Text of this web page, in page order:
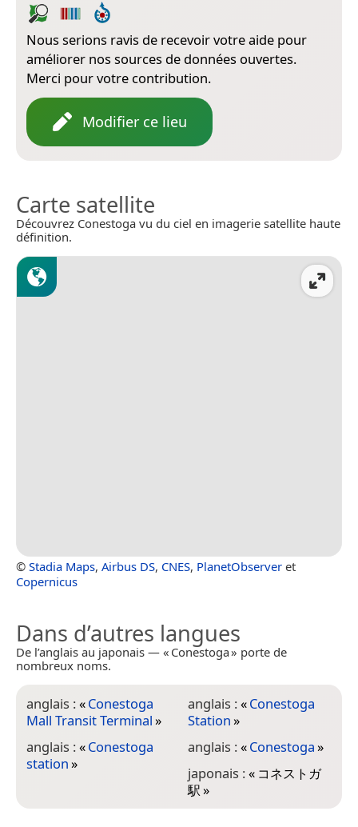
Nous serions ravis de recevoir votre aide pour
améliorer nos sources de données ouvertes.
Merci pour votre contribution.
Modifier ce lieu
Carte satellite
Découvrez Conestoga vu du ciel en imagerie satellite haute
définition.
© Stadia Maps, Airbus DS, CNES, PlanetObserver et
Copernicus
Dans d’autres langues
De l’anglais au japonais — « Conestoga » porte de
nombreux noms.
anglais :«Conestoga
Mall Transit Terminal»
anglais :«Conestoga
station»
anglais :«Conestoga
Station»
anglais :«Conestoga»
japonais :« コネストガ
駅»